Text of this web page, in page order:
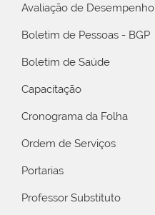
Avaliação de Desempenho
Boletim de Pessoas - BGP
Boletim de Saúde
Capacitação
Cronograma da Folha
Ordem de Serviços
Portarias
Professor Substituto